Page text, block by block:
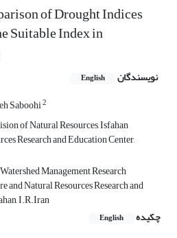
of Drought Indices
Suitable Index in
نویسندگان English
Saboohi2
of Natural Resources, Isfahan
Research and Education Center,
Management Research
Natural Resources Research and
I.R.Iran
چکیده
English